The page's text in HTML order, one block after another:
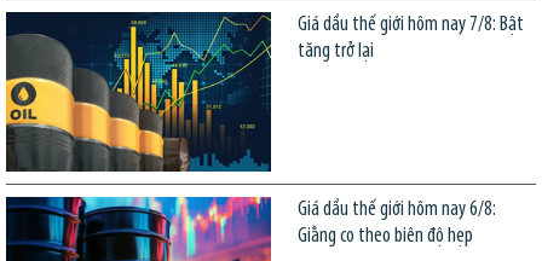
Giá dầu thế giới hôm nay 7/8: Bật
tăng trở lại
Giá dầu thế giới hôm nay 6/8:
Giằng co theo biên độ hẹp